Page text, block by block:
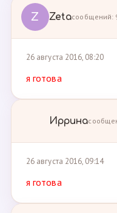
Z Zetaсообщений:
26 августа 2016, 08:20
я готова
Иррина
26 августа 2016, 09:14
я готова